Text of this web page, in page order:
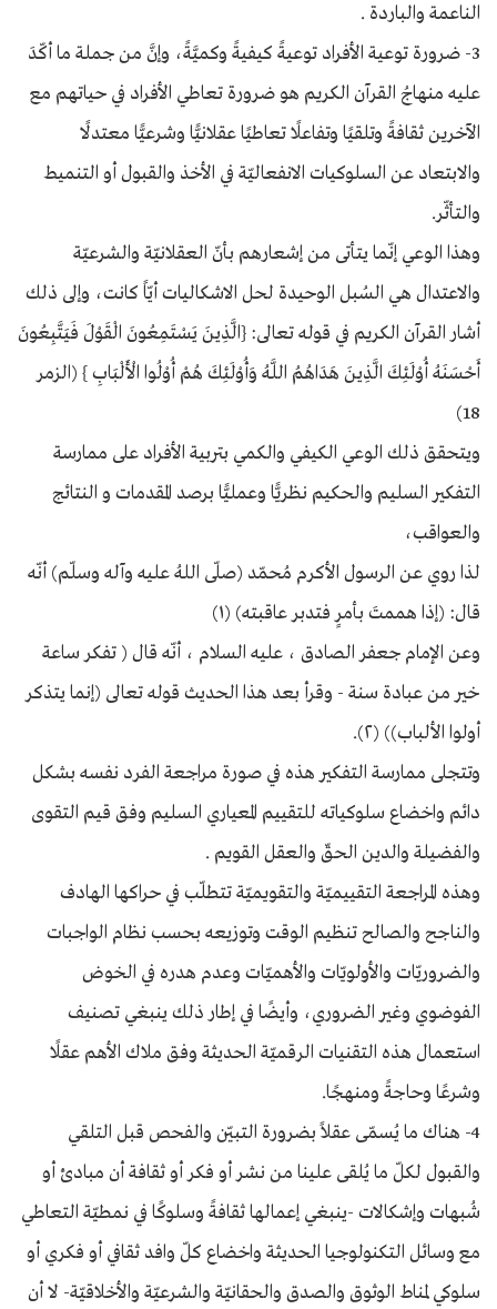
الناعمة والباردة .
3- ضرورة توعية الأفراد توعيةً كيفيةً وكميَّةً، وإنَّ من جملة ما أكّدَ
عليه منهاجُ القرآن الكريم هو ضرورة تعاطي الأفراد في حياتهم مع
الآخرين ثقافةً وتلقيًا وتفاعلًا تعاطيًا عقلانيًّا وشرعيًّا معتدلًا
والابتعاد عن السلوكيات الانفعاليّة في الأخذ والقبول أو التنميط
والتأثّر.
وهذا الوعي إنّما يتأتى من إشعارهم بأنّ العقلانيّة والشرعيّة
والاعتدال هي السُبل الوحيدة لحل الاشكاليات أيّاً كانت، وإلى ذلك
أشار القرآن الكريم في قوله تعالى: {الَّذِينَ يَسْتَمِعُونَ الْقَوْلَ فَيَتَّبِعُونَ
أَحْسَنَهُ أُوْلَئِكَ الَّذِينَ هَدَاهُمُ اللَّهُ وَأُوْلَئِكَ هُمْ أُوْلُوا الْأَلْبَابِ } (الزمر
18)
ويتحقق ذلك الوعي الكيفي والكمي بتربية الأفراد على ممارسة
التفكير السليم والحكيم نظريًّا وعمليًّا برصد المقدمات و النتائج
والعواقب،
لذا روي عن الرسول الأكرم مُحمّد (صلّى اللهُ عليه وآله وسلّم) أنّه
قال: (إذا هممتَ بأمرٍ فتدبر عاقبته) (١)
وعن الإمام جعفر الصادق ، عليه السلام ، أنّه قال ( تفكر ساعة
خير من عبادة سنة - وقرأ بعد هذا الحديث قوله تعالى (إنما يتذكر
أولوا الألباب)) (٢).
وتتجلى ممارسة التفكير هذه في صورة مراجعة الفرد نفسه بشكل
دائم واخضاع سلوكياته للتقييم المعياري السليم وفق قيم التقوى
والفضيلة والدين الحقّ والعقل القويم .
وهذه المراجعة التقييميّة والتقويميّة تتطلّب في حراكها الهادف
والناجح والصالح تنظيم الوقت وتوزيعه بحسب نظام الواجبات
والضروريّات والأولويّات والأهميّات وعدم هدره في الخوض
الفوضوي وغير الضروري، وأيضًا في إطار ذلك ينبغي تصنيف
استعمال هذه التقنيات الرقميّة الحديثة وفق ملاك الأهم عقلًا
وشرعًا وحاجةً ومنهجًا.
4- هناك ما يُسمّى عقلاً بضرورة التبيّن والفحص قبل التلقي
والقبول لكلّ ما يُلقى علينا من نشر أو فكر أو ثقافة أن مبادئ أو
شُبهات وإشكالات -ينبغي إعمالها ثقافةً وسلوكًا في نمطيّة التعاطي
مع وسائل التكنولوجيا الحديثة واخضاع كلّ وافد ثقافي أو فكري أو
سلوكي لمناط الوثوق والصدق والحقانيّة والشرعيّة والأخلاقيّة- لا أن